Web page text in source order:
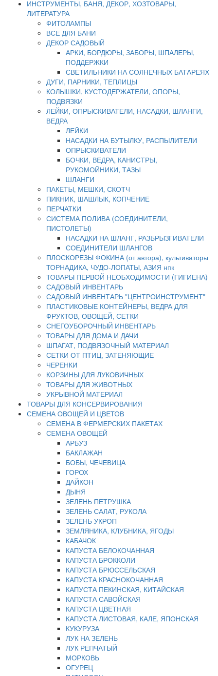
ИНСТРУМЕНТЫ, БАНЯ, ДЕКОР, ХОЗТОВАРЫ,
ЛИТЕРАТУРА
ФИТОЛАМПЫ
ВСЕ ДЛЯ БАНИ
ДЕКОР САДОВЫЙ
АРКИ, БОРДЮРЫ, ЗАБОРЫ, ШПАЛЕРЫ,
ПОДДЕРЖКИ
СВЕТИЛЬНИКИ НА СОЛНЕЧНЫХ БАТАРЕЯХ
ДУГИ, ПАРНИКИ, ТЕПЛИЦЫ
КОЛЫШКИ, КУСТОДЕРЖАТЕЛИ, ОПОРЫ,
ПОДВЯЗКИ
ЛЕЙКИ, ОПРЫСКИВАТЕЛИ, НАСАДКИ, ШЛАНГИ,
ВЕДРА
ЛЕЙКИ
НАСАДКИ НА БУТЫЛКУ, РАСПЫЛИТЕЛИ
ОПРЫСКИВАТЕЛИ
БОЧКИ, ВЕДРА, КАНИСТРЫ,
РУКОМОЙНИКИ, ТАЗЫ
ШЛАНГИ
ПАКЕТЫ, МЕШКИ, СКОТЧ
ПИКНИК, ШАШЛЫК, КОПЧЕНИЕ
ПЕРЧАТКИ
СИСТЕМА ПОЛИВА (СОЕДИНИТЕЛИ,
ПИСТОЛЕТЫ)
НАСАДКИ НА ШЛАНГ, РАЗБРЫЗГИВАТЕЛИ
СОЕДИНИТЕЛИ ШЛАНГОВ
ПЛОСКОРЕЗЫ ФОКИНА (от автора), культиваторы
ТОРНАДИКА, ЧУДО-ЛОПАТЫ, АЗИЯ нпк
ТОВАРЫ ПЕРВОЙ НЕОБХОДИМОСТИ (ГИГИЕНА)
САДОВЫЙ ИНВЕНТАРЬ
САДОВЫЙ ИНВЕНТАРЬ "ЦЕНТРОИНСТРУМЕНТ"
ПЛАСТИКОВЫЕ КОНТЕЙНЕРЫ, ВЕДРА ДЛЯ
ФРУКТОВ, ОВОЩЕЙ, СЕТКИ
СНЕГОУБОРОЧНЫЙ ИНВЕНТАРЬ
ТОВАРЫ ДЛЯ ДОМА И ДАЧИ
ШПАГАТ, ПОДВЯЗОЧНЫЙ МАТЕРИАЛ
СЕТКИ ОТ ПТИЦ, ЗАТЕНЯЮЩИЕ
ЧЕРЕНКИ
КОРЗИНЫ ДЛЯ ЛУКОВИЧНЫХ
ТОВАРЫ ДЛЯ ЖИВОТНЫХ
УКРЫВНОЙ МАТЕРИАЛ
ТОВАРЫ ДЛЯ КОНСЕРВИРОВАНИЯ
СЕМЕНА ОВОЩЕЙ И ЦВЕТОВ
СЕМЕНА В ФЕРМЕРСКИХ ПАКЕТАХ
СЕМЕНА ОВОЩЕЙ
АРБУЗ
БАКЛАЖАН
БОБЫ, ЧЕЧЕВИЦА
ГОРОХ
ДАЙКОН
ДЫНЯ
ЗЕЛЕНЬ ПЕТРУШКА
ЗЕЛЕНЬ САЛАТ, РУКОЛА
ЗЕЛЕНЬ УКРОП
ЗЕМЛЯНИКА, КЛУБНИКА, ЯГОДЫ
КАБАЧОК
КАПУСТА БЕЛОКОЧАННАЯ
КАПУСТА БРОККОЛИ
КАПУСТА БРЮССЕЛЬСКАЯ
КАПУСТА КРАСНОКОЧАННАЯ
КАПУСТА ПЕКИНСКАЯ, КИТАЙСКАЯ
КАПУСТА САВОЙСКАЯ
КАПУСТА ЦВЕТНАЯ
КАПУСТА ЛИСТОВАЯ, КАЛЕ, ЯПОНСКАЯ
КУКУРУЗА
ЛУК НА ЗЕЛЕНЬ
ЛУК РЕПЧАТЫЙ
МОРКОВЬ
ОГУРЕЦ